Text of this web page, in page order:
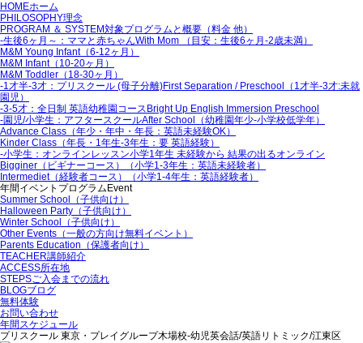
HOMEホーム
PHILOSOPHY理念
PROGRAM ＆ SYSTEM対象プログラムと概要（料金 他）
‐生後6ヶ月～：ママと赤ちゃんWith Mom （目安：生後6ヶ月‐2歳未満）
M&M Young Infant（6-12ヶ月）
M&M Infant（10-20ヶ月）
M&M Toddler （18-30ヶ月）
‐1才半‐3才：プリスクール (母子分離)First Separation / Preschool（1才半-3才:未就
園児）
‐3‐5才：全日制 英語幼稚園コース Bright Up English Immersion Preschool
‐園児/小学生：アフタースクールAfter School（幼稚園年少‐小学校低学年）
Advance Class （年少・年中・年長：英語未経験OK）
Kinder Class （年長・1年生‐3年生：要 英語経験）
‐小学生：オンラインレッスン小学1年生 未経験から 結果の出るオンライン
Bigginer（ビギナーコース）
（小学1‐3年生：英語未経験者）
Intermediet（経験者コース）
（小学1‐4年生：英語経験者）
年間イベントプログラム Event
Summer School
（子供向け）
Halloween Party （子供向け）
Winter School
（子供向け）
Other Events （一般の方向け無料イベント）
Parents Education （保護者向け）
TEACHER講師紹介
ACCESS所在地
STEPSご入会までの流れ
BLOGブログ
無料体験
お問い合わせ
年間スケジュール
プリスクール 東京・プレイグループ木場校-幼児英会話/英語リトミック/江東区